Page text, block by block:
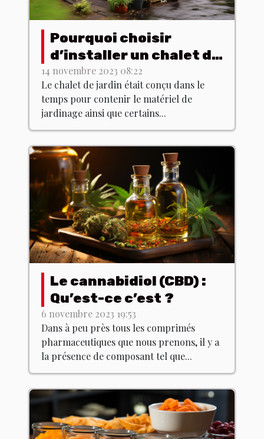
Pourquoi choisir
d’installer un chalet de
jardin chez soi ?
14 novembre 2023 08:22
Le chalet de jardin était conçu dans le
temps pour contenir le matériel de
jardinage ainsi que certains...
Le cannabidiol (CBD) :
Qu’est-ce c’est ?
6 novembre 2023 19:53
Dans à peu près tous les comprimés
pharmaceutiques que nous prenons, il y a
la présence de composant tel que...